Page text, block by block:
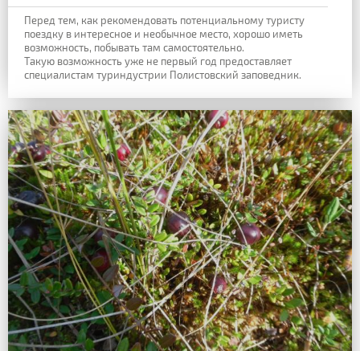
Перед тем, как рекомендовать потенциальному туристу
поездку в интересное и необычное место, хорошо иметь
возможность, побывать там самостоятельно.
Такую возможность уже не первый год предоставляет
специалистам туриндустрии Полистовский заповедник.